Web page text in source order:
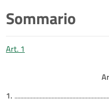
Sommario
Art. 1
1.